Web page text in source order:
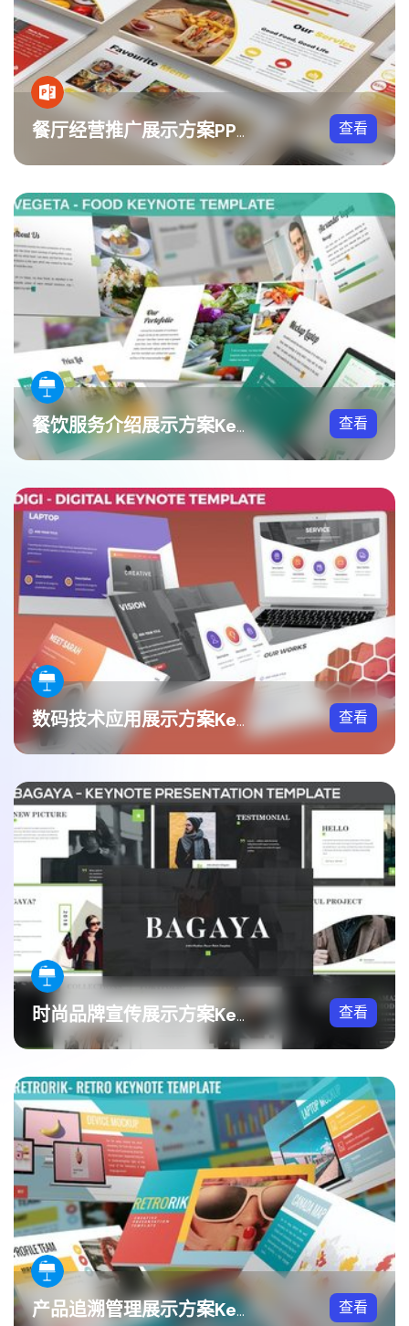
餐厅经营推广展示方案PPT模板 查看
餐饮服务介绍展示方案Keynote模板 查看
数码技术应用展示方案Keynote模板 查看
时尚品牌宣传展示方案Keynote模板 查看
产品追溯管理展示方案Keynote模板 查看